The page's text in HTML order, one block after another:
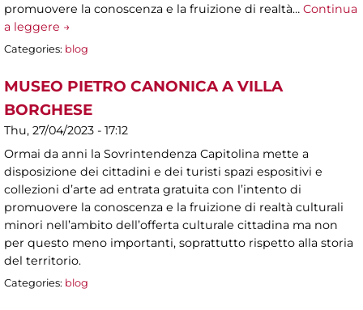
promuovere la conoscenza e la fruizione di realtà… Continua
a leggere →
Categories: blog
MUSEO PIETRO CANONICA A VILLA
BORGHESE
Thu, 27/04/2023 - 17:12
Ormai da anni la Sovrintendenza Capitolina mette a
disposizione dei cittadini e dei turisti spazi espositivi e
collezioni d’arte ad entrata gratuita con l’intento di
promuovere la conoscenza e la fruizione di realtà culturali
minori nell’ambito dell’offerta culturale cittadina ma non
per questo meno importanti, soprattutto rispetto alla storia
del territorio.
Categories: blog